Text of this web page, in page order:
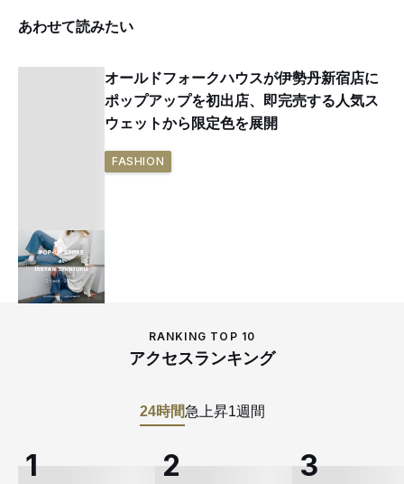
あわせて読みたい
オールドフォークハウスが伊勢丹新宿店に
ポップアップを初出店、即完売する人気ス
ウェットから限定色を展開
FASHION
RANKING TOP 10
アクセスランキング
24時間急上昇1週間